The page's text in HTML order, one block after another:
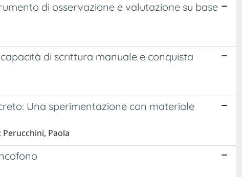
di osservazione e valutazione su base
di scrittura manuale e conquista
Una sperimentazione con materiale
Perucchini, Paola